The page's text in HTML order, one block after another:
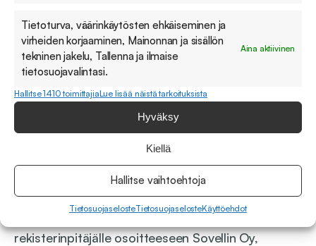
Tietoturva, väärinkäytösten ehkäiseminen ja
virheiden korjaaminen, Mainonnan ja sisällön
tekninen jakelu, Tallenna ja ilmaise
tietosuojavalintasi.
Aina aktiivinen
Hallitse 1410 toimittajiaLue lisää näistä tarkoituksista
Hyväksy
Kiellä
Hallitse vaihtoehtoja
TietosuojaselosteTietosuojaselosteKäyttöehdot
10. Muut henkilötietojen käsittelyyn liittyvät
oikeudet
Rekisterissä olevalla henkilöllä on oikeus pyytää
häntä koskevien henkilötietojen poistamiseen
rekisteristä (”oikeus tulla unohdetuksi”). Niin ikään
rekisteröidyillä on muut EU:n yleisen tietosuoja-
asetuksen mukaiset oikeudet kuten
henkilötietojen käsittelyn rajoittaminen tietyissä
tilanteissa. Pyynnöt tulee lähettää kirjallisesti
rekisterinpitäjälle osoitteeseen Sovellin Oy,